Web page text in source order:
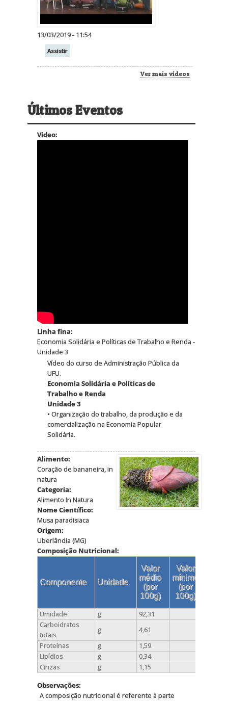
13/03/2019 - 11:54
Assistir
Ver mais vídeos
Últimos Eventos
Video:
Linha fina:
Economia Solidária e Políticas de Trabalho e Renda -
Unidade 3
Vídeo do curso de Administração Pública da
UFU.
Economia Solidária e Políticas de
Trabalho e Renda
Unidade 3
• Organização do trabalho, da produção e da
comercialização na Economia Popular
Solidária.
Alimento:
Coração de bananeira, in
natura
Categoria:
Alimento In Natura
Nome Científico:
Musa paradisiaca
Origem:
Uberlândia (MG)
Composição Nutricional:
Componente Unidade
Valor
médio
(por
100g)
Valor
mínimo
(por
100g)
Umidade g 92,31
Carboidratos
totais
g 4,61
Proteínas
g 1,59
Lipídios
g 0,34
Cinzas
g 1,15
Observações:
A composição nutricional é referente à parte